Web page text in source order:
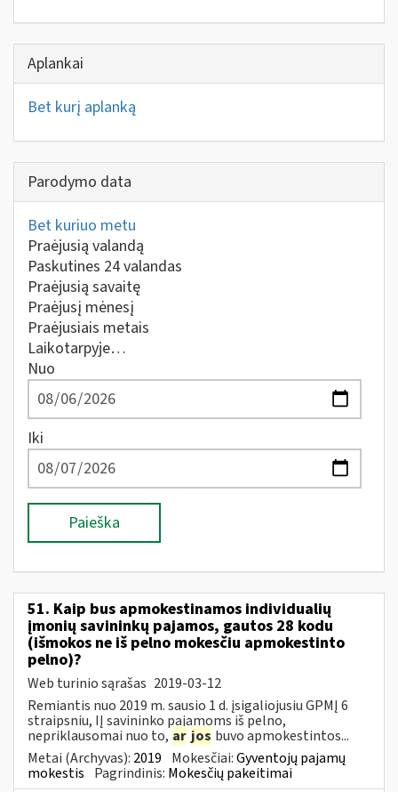
Aplankai
Bet kurį aplanką
Parodymo data
Bet kuriuo metu
Praėjusią valandą
Paskutines 24 valandas
Praėjusią savaitę
Praėjusį mėnesį
Praėjusiais metais
Laikotarpyje…
Nuo
Iki
Paieška
51. Kaip bus apmokestinamos individualių
įmonių savininkų pajamos, gautos 28 kodu
(išmokos ne iš pelno mokesčiu apmokestinto
pelno)?
Web turinio sąrašas 2019-03-12
Remiantis nuo 2019 m. sausio 1 d. įsigaliojusiu GPMĮ 6
straipsniu, IĮ savininko pajamoms iš pelno,
nepriklausomai nuo to, ar jos buvo apmokestintos...
Metai (Archyvas): 2019 Mokesčiai:Gyventojų pajamų
mokestis Pagrindinis: Mokesčių pakeitimai